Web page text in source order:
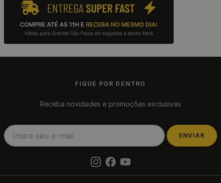
FIQUE POR DENTRO
Receba novidades e promoções exclusivas
ENVIAR